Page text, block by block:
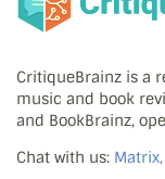
CritiqueBrainz is a
music and book
and BookBrainz,
Chat with us: